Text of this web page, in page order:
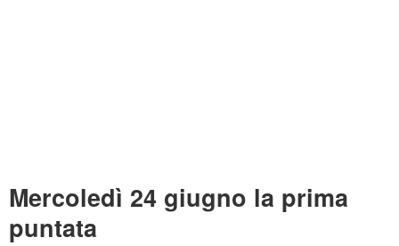
Mercoledì 24 giugno la prima
puntata